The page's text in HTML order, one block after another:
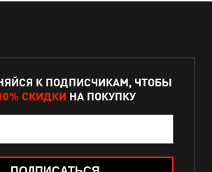
К ПОДПИСЧИКАМ, ЧТОБЫ
СКИДКИ НА ПОКУПКУ